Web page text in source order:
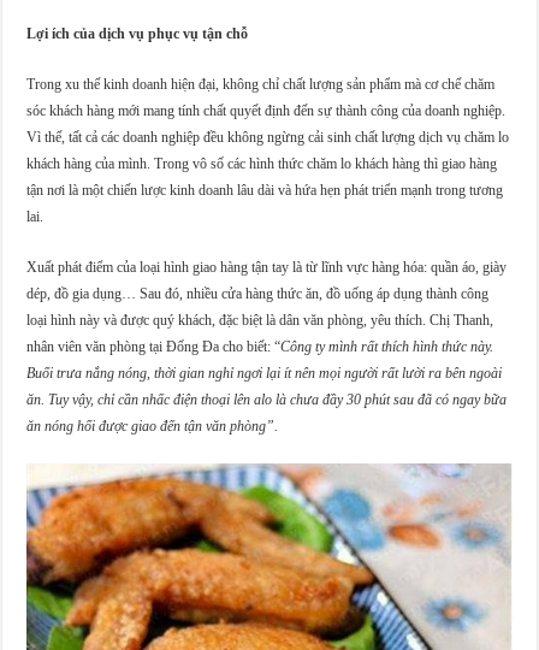
Lợi ích của dịch vụ phục vụ tận chỗ
Trong xu thế kinh doanh hiện đại, không chỉ chất lượng sản phẩm mà cơ chế chăm
sóc khách hàng mới mang tính chất quyết định đến sự thành công của doanh nghiệp.
Vì thế, tất cả các doanh nghiệp đều không ngừng cải sinh chất lượng dịch vụ chăm lo
khách hàng của mình. Trong vô số các hình thức chăm lo khách hàng thì giao hàng
tận nơi là một chiến lược kinh doanh lâu dài và hứa hẹn phát triển mạnh trong tương
lai.
Xuất phát điểm của loại hình giao hàng tận tay là từ lĩnh vực hàng hóa: quần áo, giày
dép, đồ gia dụng… Sau đó, nhiều cửa hàng thức ăn, đồ uống áp dụng thành công
loại hình này và được quý khách, đặc biệt là dân văn phòng, yêu thích. Chị Thanh,
nhân viên văn phòng tại Đống Đa cho biết: “Công ty mình rất thích hình thức này.
Buổi trưa nắng nóng, thời gian nghỉ ngơi lại ít nên mọi người rất lười ra bên ngoài
ăn. Tuy vậy, chỉ cần nhấc điện thoại lên alo là chưa đầy 30 phút sau đã có ngay bữa
ăn nóng hổi được giao đến tận văn phòng”.